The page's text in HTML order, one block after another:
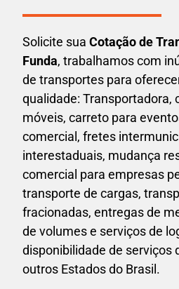
Solicite sua Cotação de
Funda, trabalhamos com
de transportes para
qualidade: Transportadora,
móveis, carreto para
comercial, fretes
interestaduais, mudança
comercial para empresas
transporte de cargas,
fracionadas, entregas de
de volumes e serviços de
disponibilidade de serviços
outros Estados do Brasil.